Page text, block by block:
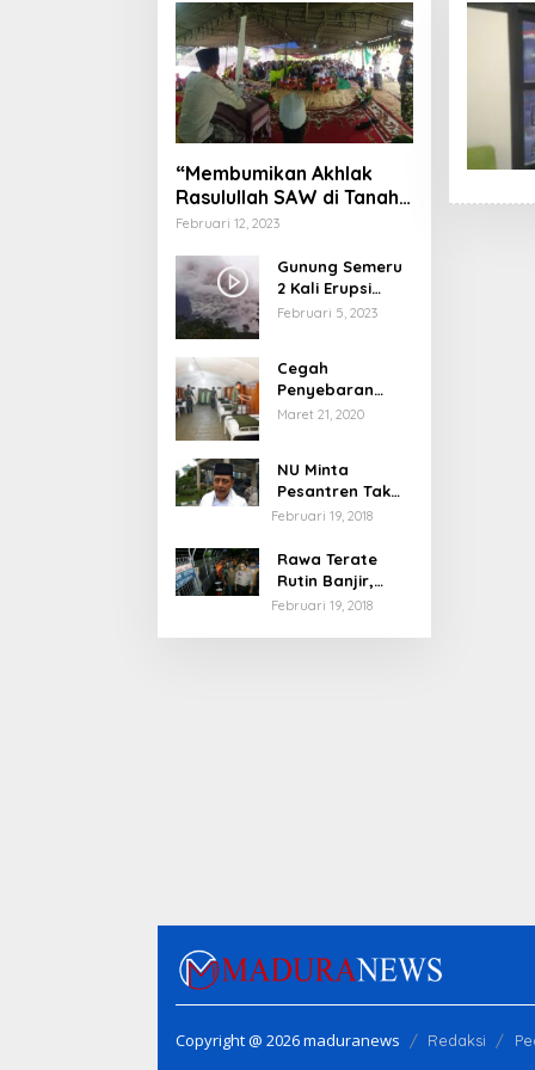
“Membumikan Akhlak
Rasulullah SAW di Tanah
Nusantara”
Februari 12, 2023
Gunung Semeru
2 Kali Erupsi
dengan Tinggi
Februari 5, 2023
Cegah
Penyebaran
Virus Corona,
Pelayanan
Maret 21, 2020
NU Minta
Pesantren Tak
Terprovokasi
Februari 19, 2018
Rawa Terate
Rutin Banjir,
Anies Bakal Cek
Februari 19, 2018
Copyright @ 2026 maduranews Redaksi